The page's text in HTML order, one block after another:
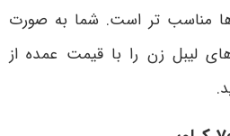
مناسب‌ تر است. شما به صورت
لیبل زن را با قیمت عمده از